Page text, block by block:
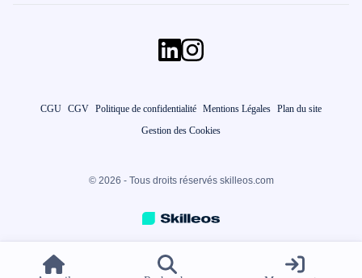
CGU CGV Politique de confidentialité Mentions Légales Plan du site
Gestion des Cookies
© 2026 - Tous droits réservés skilleos.com